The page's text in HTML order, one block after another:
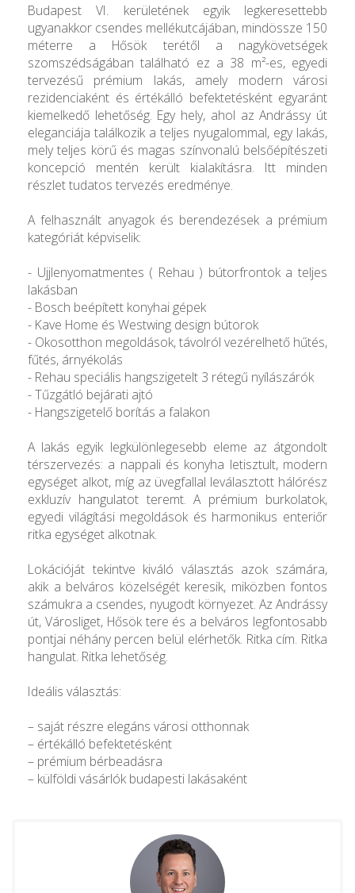
Budapest VI. kerületének egyik legkeresettebb
ugyanakkor csendes mellékutcájában, mindössze 150
méterre a Hősök terétől a nagykövetségek
szomszédságában található ez a 38 m²-es, egyedi
tervezésű prémium lakás, amely modern városi
rezidenciaként és értékálló befektetésként egyaránt
kiemelkedő lehetőség. Egy hely, ahol az Andrássy út
eleganciája találkozik a teljes nyugalommal, egy lakás,
mely teljes körű és magas színvonalú belsőépítészeti
koncepció mentén került kialakításra. Itt minden
részlet tudatos tervezés eredménye.
A felhasznált anyagok és berendezések a prémium
kategóriát képviselik:
- Ujjlenyomatmentes ( Rehau ) bútorfrontok a teljes
lakásban
- Bosch beépített konyhai gépek
- Kave Home és Westwing design bútorok
- Okosotthon megoldások, távolról vezérelhető hűtés,
fűtés, árnyékolás
- Rehau speciális hangszigetelt 3 rétegű nyílászárók
- Tűzgátló bejárati ajtó
- Hangszigetelő borítás a falakon
A lakás egyik legkülönlegesebb eleme az átgondolt
térszervezés: a nappali és konyha letisztult, modern
egységet alkot, míg az üvegfallal leválasztott hálórész
exkluzív hangulatot teremt. A prémium burkolatok,
egyedi világítási megoldások és harmonikus enteriőr
ritka egységet alkotnak.
Lokációját tekintve kiváló választás azok számára,
akik a belváros közelségét keresik, miközben fontos
számukra a csendes, nyugodt környezet. Az Andrássy
út, Városliget, Hősök tere és a belváros legfontosabb
pontjai néhány percen belül elérhetők. Ritka cím. Ritka
hangulat. Ritka lehetőség.
Ideális választás:
– saját részre elegáns városi otthonnak
– értékálló befektetésként
– prémium bérbeadásra
– külföldi vásárlók budapesti lakásaként